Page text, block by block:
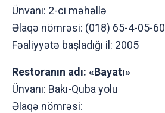
Ünvanı: 2-ci məhəllə
Əlaqə nömrəsi: (018) 65-4-05-60
Fəaliyyətə başladığı il: 2005
Restoranın adı: «Bayatı»
Ünvanı: Bakı-Quba yоlu
Əlaqə nömrəsi: